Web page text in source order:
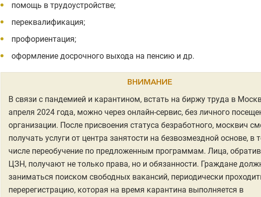
помощь в трудоустройстве;
переквалификация;
профориентация;
оформление досрочного выхода на пенсию и др.
ВНИМАНИЕ
В связи с пандемией и карантином, встать на биржу труда в
апреля 2024 года, можно через онлайн-сервис, без личного
организации. После присвоения статуса безработного, москвич
получать услуги от центра занятости на безвозмездной основе, в
числе переобучение по предложенным программам. Лица,
ЦЗН, получают не только права, но и обязанности. Граждане
заниматься поиском свободных вакансий, периодически
перерегистрацию, которая на время карантина выполняется в